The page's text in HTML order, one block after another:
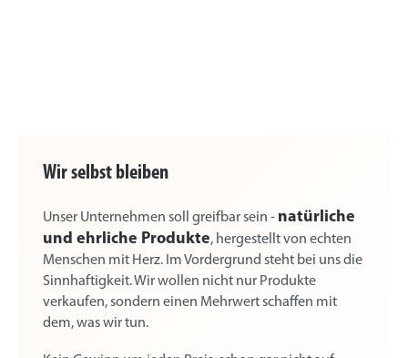
Wir selbst bleiben
Unser Unternehmen soll greifbar sein - natürliche
und ehrliche Produkte, hergestellt von echten
Menschen mit Herz. Im Vordergrund steht bei uns die
Sinnhaftigkeit. Wir wollen nicht nur Produkte
verkaufen, sondern einen Mehrwert schaffen mit
dem, was wir tun.